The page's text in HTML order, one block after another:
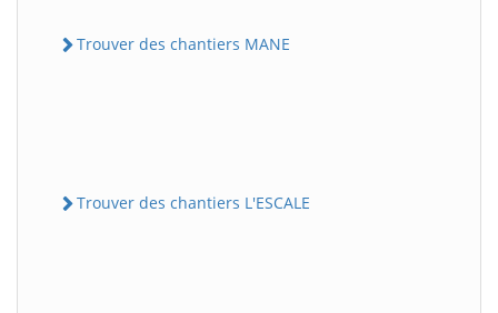
Trouver des chantiers MANE
Trouver des chantiers L'ESCALE